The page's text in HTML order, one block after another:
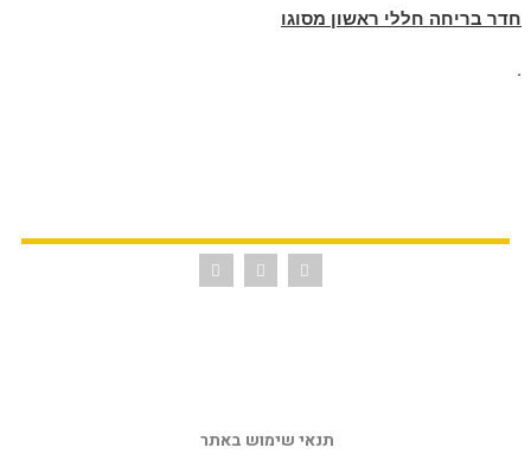
חדר בריחה חללי ראשון מסוגו
.
תנאי שימוש באתר